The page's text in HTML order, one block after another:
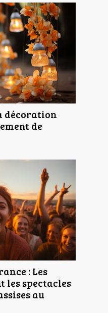
décoration
de
: Les
les spectacles
au